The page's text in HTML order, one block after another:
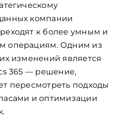
компании
к более умным и
операциям. Одним из
изменений является
365 — решение,
пересмотреть подходы
и оптимизации